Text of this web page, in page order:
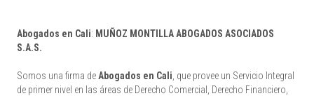
Abogados en Cali: MUÑOZ MONTILLA ABOGADOS ASOCIADOS
S.A.S.
Somos una firma de Abogados en Cali , que provee un Servicio Integral
de primer nivel en las áreas de Derecho Comercial, Derecho Financiero,